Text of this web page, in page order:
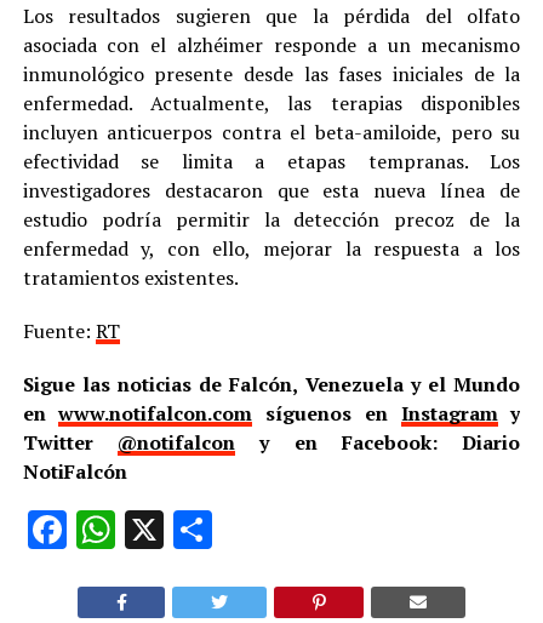
Los resultados sugieren que la pérdida del olfato
asociada con el alzhéimer responde a un mecanismo
inmunológico presente desde las fases iniciales de la
enfermedad. Actualmente, las terapias disponibles
incluyen anticuerpos contra el beta-amiloide, pero su
efectividad se limita a etapas tempranas. Los
investigadores destacaron que esta nueva línea de
estudio podría permitir la detección precoz de la
enfermedad y, con ello, mejorar la respuesta a los
tratamientos existentes.
Fuente: RT
Sigue las noticias de Falcón, Venezuela y el Mundo
enwww.notifalcon.com síguenos en Instagramy
Twitter @notifalcon y en Facebook: Diario
NotiFalcón
Facebook
WhatsApp
X Compartir